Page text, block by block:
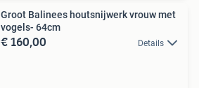
Groot Balinees houtsnijwerk vrouw met
vogels- 64cm
€ 160,00 Details